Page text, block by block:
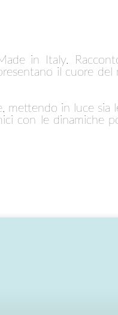
in Italy.
il cuore
mettendo in luce sia
con le dinamiche